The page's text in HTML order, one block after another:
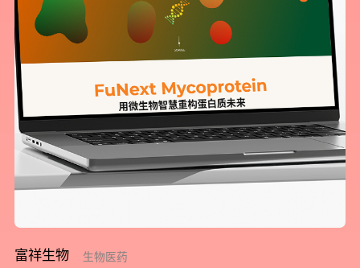
富祥生物 生物医药